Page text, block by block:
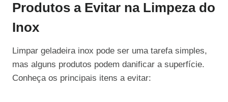
Produtos a Evitar na Limpeza do
Inox
Limpar geladeira inox pode ser uma tarefa simples,
mas alguns produtos podem danificar a superfície.
Conheça os principais itens a evitar: